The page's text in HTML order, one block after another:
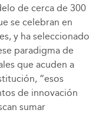
de cerca de 300
se celebran en
y ha seleccionado
paradigma de
que acuden a
“esos
de innovación
sumar